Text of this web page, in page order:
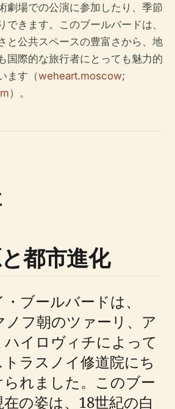
劇場での公演に参加したり、季節
できます。このブールバードは、
と公共スペースの豊富さから、地
国際的な旅行者にとっても魅力的
ます（weheart.moscow;
）。
都市進化
ブールバードは、
ノフ朝のツァーリ、ア
イロヴィチによって
ラスノイ修道院にち
れました。このブー
の姿は、18世紀の白